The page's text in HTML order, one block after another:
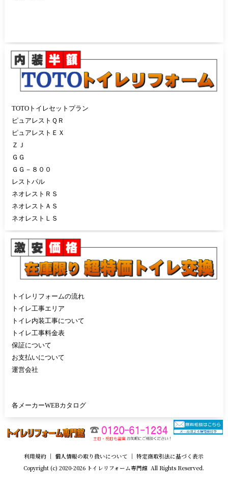
TOTOトイレセットプラン
ピュアレストＱＲ
ピュアレストＥＸ
ＺＪ
ＧＧ
ＧＧ－８００
レストパル
ネオレストＲＳ
ネオレストＡＳ
ネオレストＬＳ
トイレリフォームの流れ
トイレ工事エリア
トイレ内装工事について
トイレ工事料金表
保証について
お支払いについて
運営会社
各メーカーWEBカタログ
利用規約 ｜ 個人情報の取り扱いについて ｜特定商取引法に基づく表示
Copyright (c) 2020-2026 トイレリフォーム専門館 All Rights Reserved.